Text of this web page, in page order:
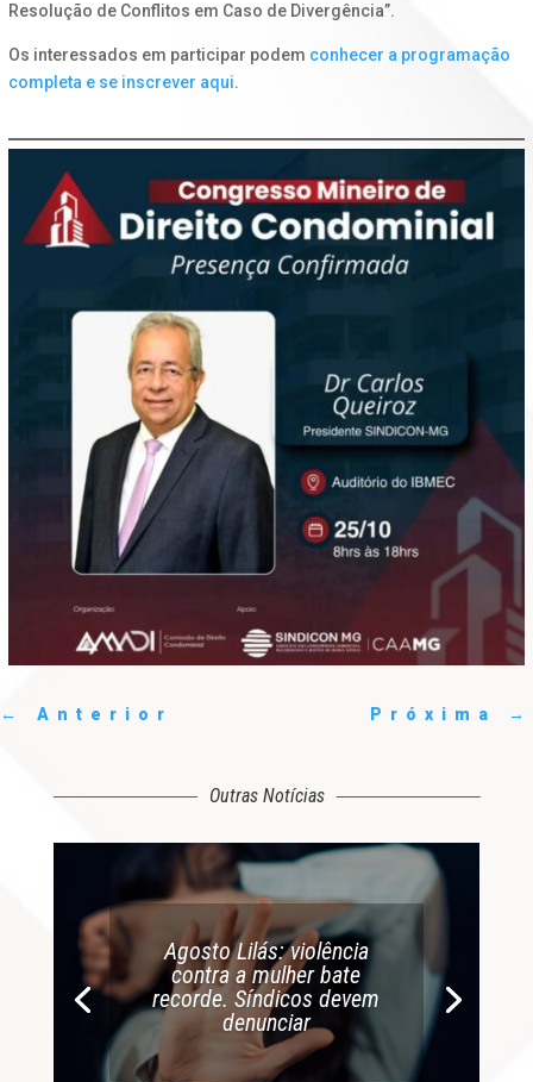
Resolução de Conflitos em Caso de Divergência”.
Os interessados em participar podem conhecer a programação
completa e se inscrever aqui.
← Anterior Próxima →
Outras Notícias
Agosto Lilás: violência
contra a mulher bate
recorde. Síndicos devem
denunciar